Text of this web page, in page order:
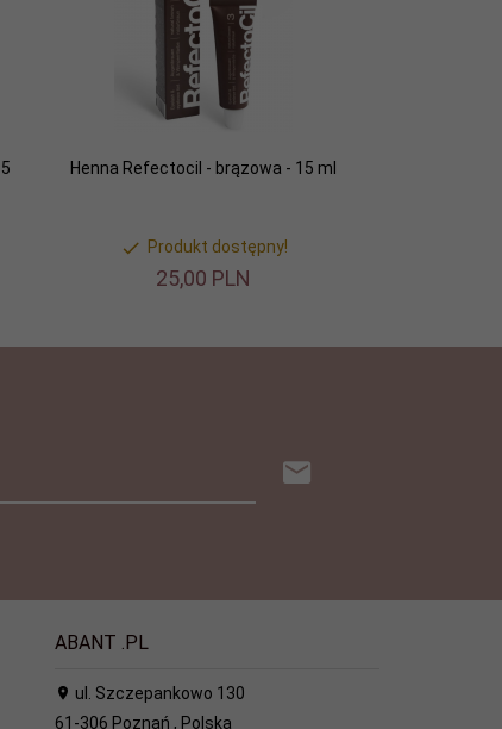
Henna Refectocil - brązowa - 15 ml
Produkt dostępny!
25,00 PLN
ABANT .PL
ul. Szczepankowo 130
61-306 Poznań , Polska